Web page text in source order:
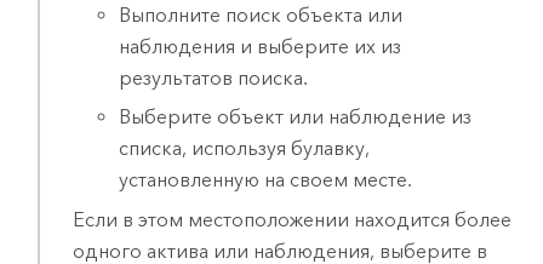
Выполните поиск объекта или
наблюдения и выберите их из
результатов поиска.
Выберите объект или наблюдение из
списка, используя булавку,
установленную на своем месте.
Если в этом местоположении находится более
одного актива или наблюдения, выберите в